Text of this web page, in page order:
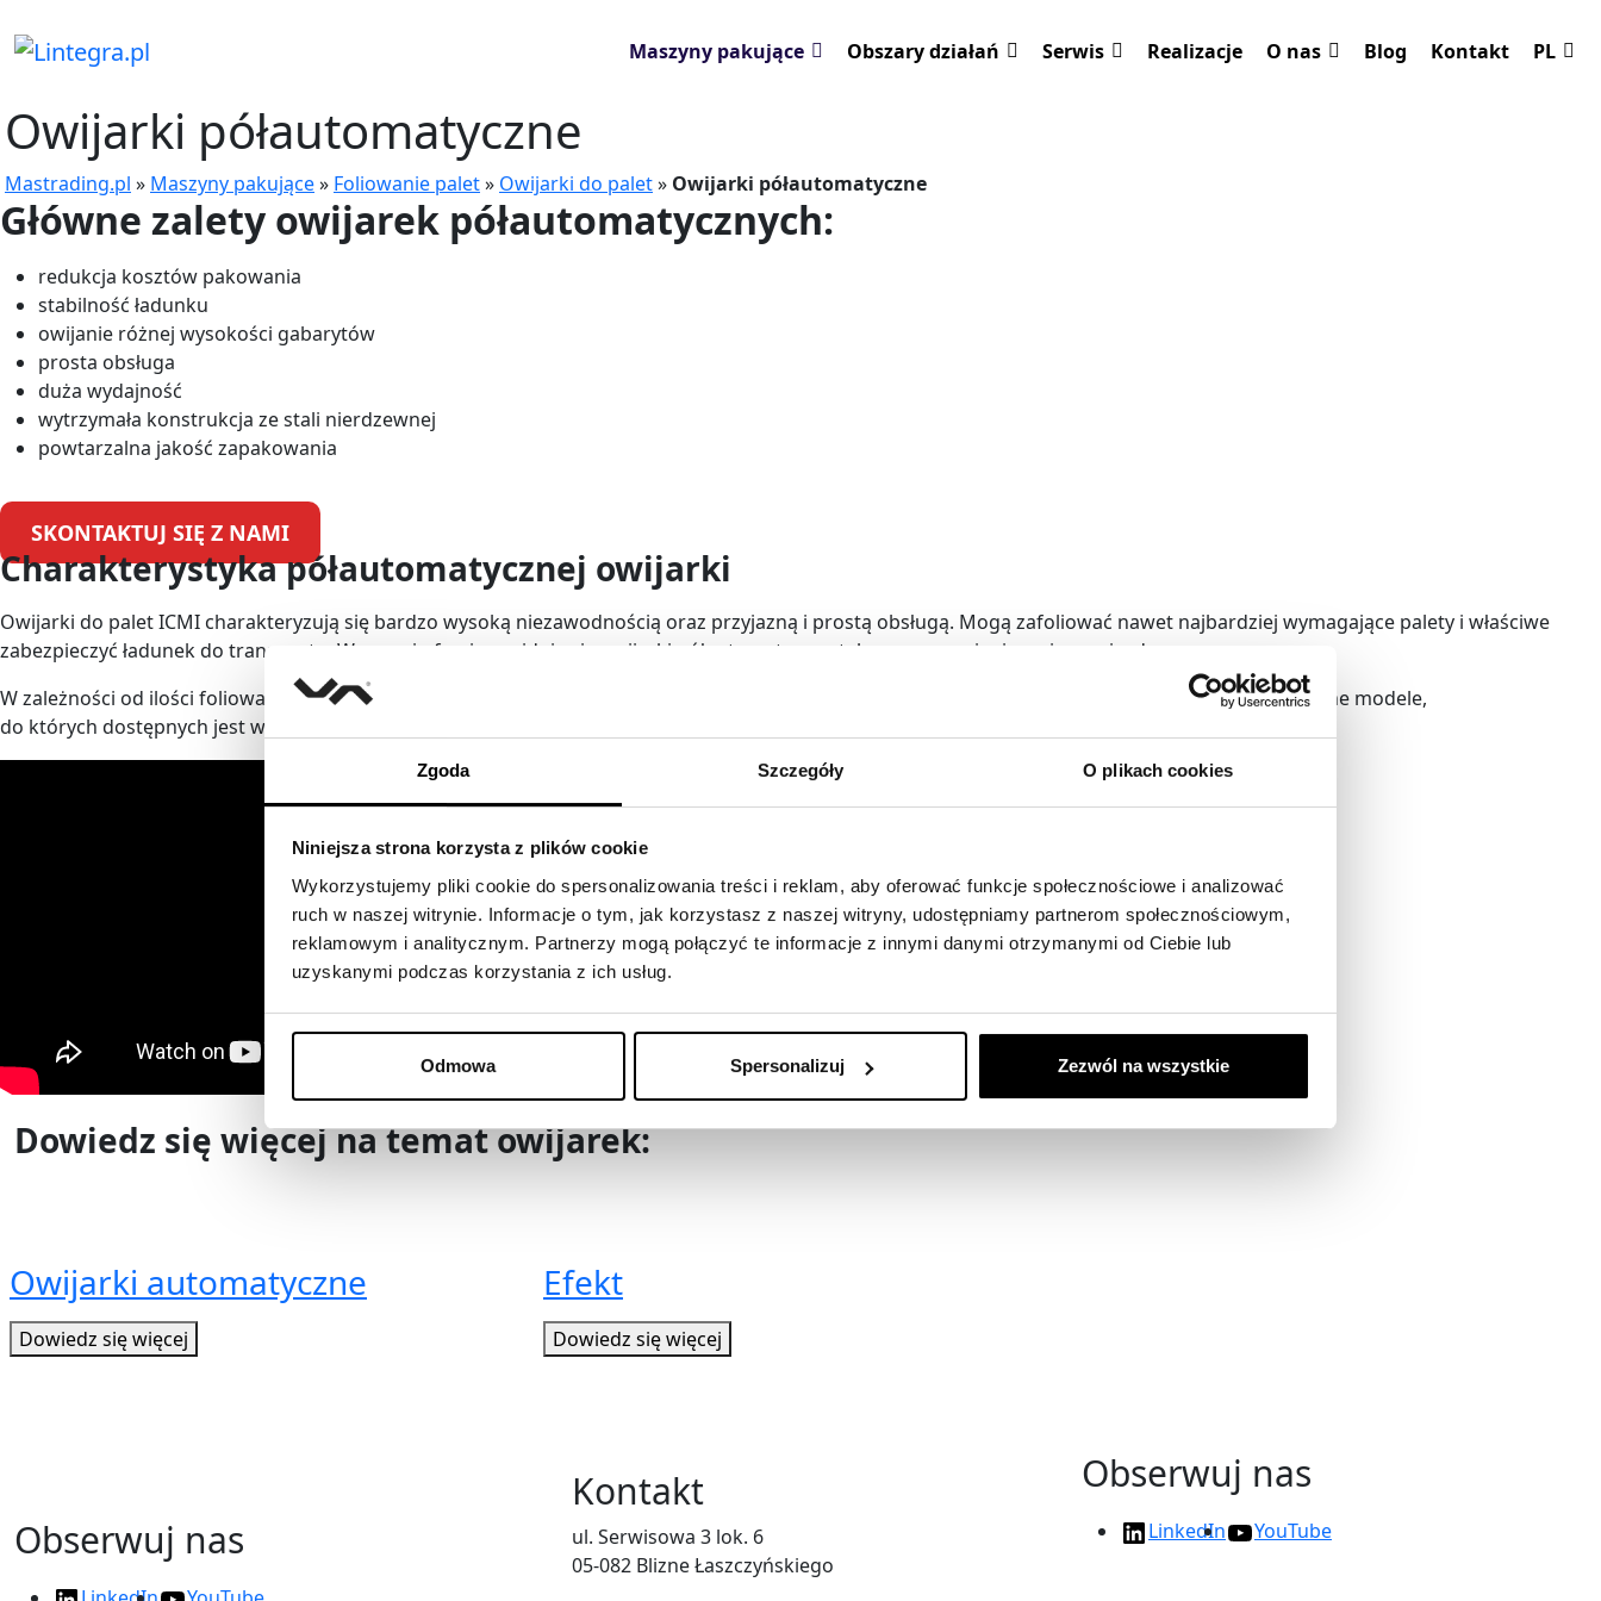
Zgoda Szczegóły O plikach cookies
Niniejsza strona korzysta z plików cookie
Wykorzystujemy pliki cookie do spersonalizowania treści i reklam, aby oferować funkcje społecznościowe i analizować
ruch w naszej witrynie. Informacje o tym, jak korzystasz z naszej witryny, udostępniamy partnerom społecznościowym,
reklamowym i analitycznym. Partnerzy mogą połączyć te informacje z innymi danymi otrzymanymi od Ciebie lub
uzyskanymi podczas korzystania z ich usług.
Odmowa Spersonalizuj Zezwól na wszystkie
Maszyny pakujące Obszary działań Serwis Realizacje O nas Blog Kontakt PL
Owijarki półautomatyczne
Mastrading.pl » Maszyny pakujące» Foliowanie palet» Owijarki do palet» Owijarki półautomatyczne
Główne zalety owijarek półautomatycznych:
redukcja kosztów pakowania
stabilność ładunku
owijanie różnej wysokości gabarytów
prosta obsługa
duża wydajność
wytrzymała konstrukcja ze stali nierdzewnej
powtarzalna jakość zapakowania
SKONTAKTUJ SIĘ Z NAMI
Charakterystyka półautomatycznej owijarki
Owijarki do palet ICMI charakteryzują się bardzo wysoką niezawodnością oraz przyjazną i prostą obsługą. Mogą zafoliować nawet najbardziej wymagające palety i właściwe
zabezpieczyć ładunek do transportu. W naszej ofercie znajdują się owijarki półautomatyczne talerzowe, ramieniowe i samojezdne.
W zależności od ilości foliowania palet, możemy zaproponować od najprostszego urządzenia bez wstępnego rozciągu folii stretch, po zaawansowane modele,
do których dostępnych jest wiele dodatkowych opcji.
Dowiedz się więcej na temat owijarek:
Owijarki automatyczne
Dowiedz się więcej
Efekt
Dowiedz się więcej
Obserwuj nas
Kontakt
ul. Serwisowa 3 lok. 6
05-082 Blizne Łaszczyńskiego
Obserwuj nas
LinkedIn YouTube